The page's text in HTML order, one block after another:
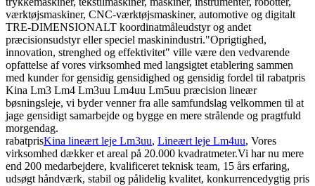
værktøjsmaskiner, CNC-værktøjsmaskiner, automotive og digitalt
TRE-DIMENSIONALT koordinatmåleudstyr og andet
præcisionsudstyr eller speciel maskinindustri."Oprigtighed,
innovation, strenghed og effektivitet" ville være den vedvarende
opfattelse af vores virksomhed med langsigtet etablering sammen
med kunder for gensidig gensidighed og gensidig fordel til rabatpris
Kina Lm3 Lm4 Lm3uu Lm4uu Lm5uu præcision lineær
bøsningsleje, vi byder venner fra alle samfundslag velkommen til at
jage gensidigt samarbejde og bygge en mere strålende og pragtfuld
morgendag.
rabatprisKina lineært leje Lm3uu, Lineært leje Lm4uu, Vores
virksomhed dækker et areal på 20.000 kvadratmeter.Vi har nu mere
end 200 medarbejdere, kvalificeret teknisk team, 15 års erfaring,
udsøgt håndværk, stabil og pålidelig kvalitet, konkurrencedygtig pris